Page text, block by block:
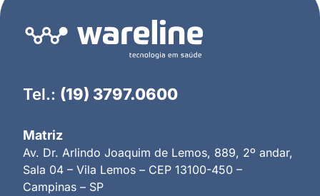
Tel.: (19) 3797.0600
Matriz
Av. Dr. Arlindo Joaquim de Lemos, 889, 2º andar,
Sala 04 – Vila Lemos – CEP 13100-450 –
Campinas – SP